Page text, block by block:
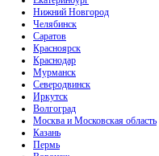
Нижний Новгород
Челябинск
Саратов
Красноярск
Краснодар
Мурманск
Северодвинск
Иркутск
Волгоград
Москва и Московская область
Казань
Пермь